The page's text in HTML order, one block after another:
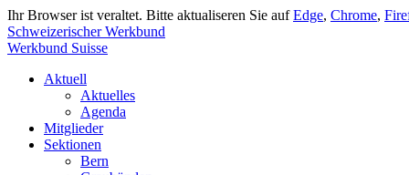
Ihr Browser ist veraltet. Bitte aktualiseren Sie aufEdge, Chrome,
Schweizerischer Werkbund
Werkbund Suisse
Aktuell
Aktuelles
Agenda
Mitglieder
Sektionen
Bern